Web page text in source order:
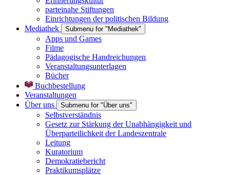
parteinahe Stiftungen
Einrichtungen der politischen Bildung
Mediathek
Submenu for "Mediathek"
Apps und Games
Filme
Pädagogische Handreichungen
Veranstaltungsunterlagen
Bücher
Buchbestellung
Veranstaltungen
Über uns
Submenu for "Über uns"
Selbstverständnis
Gesetz zur Stärkung der Unabhängigkeit und
Überparteilichkeit der Landeszentrale
Leitung
Kuratorium
Demokratiebericht
Praktikumsplätze